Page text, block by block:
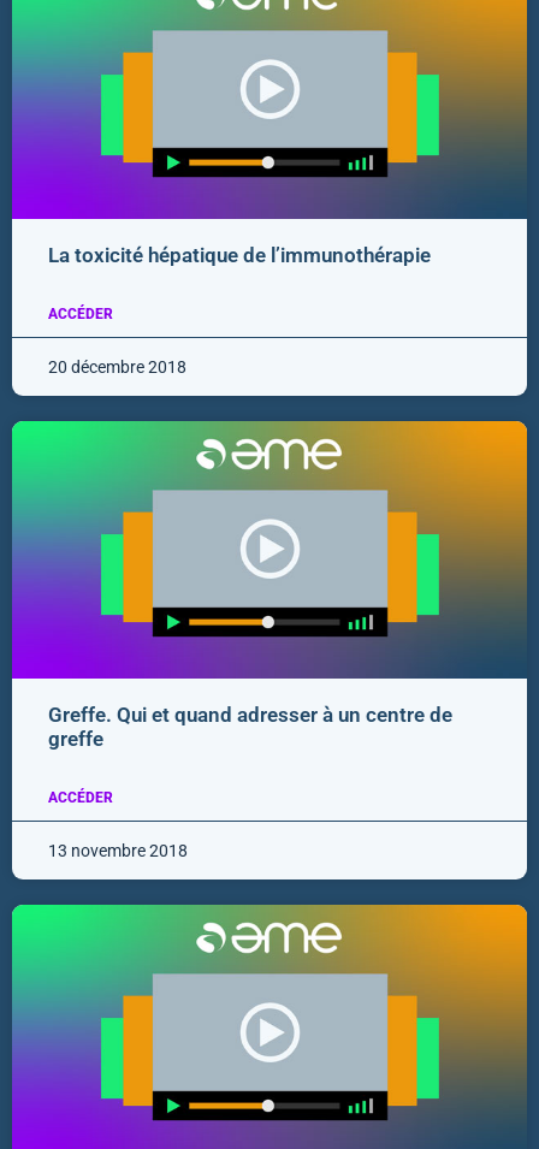
La toxicité hépatique de l’immunothérapie
ACCÉDER
20 décembre 2018
Greffe. Qui et quand adresser à un centre de
greffe
ACCÉDER
13 novembre 2018